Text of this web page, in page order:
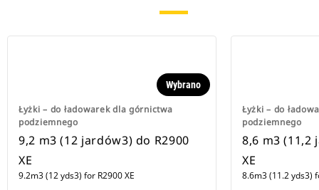
Łyżki – do ładowarek dla górnictwa
podziemnego
Wybrano
9,2 m3 (12 jardów3) do R2900
XE
9.2m3 (12 yds3) for R2900 XE
Łyżki – do
podziemnego
8,6 m3 (11,2
XE
8.6m3 (11.2 yds3)